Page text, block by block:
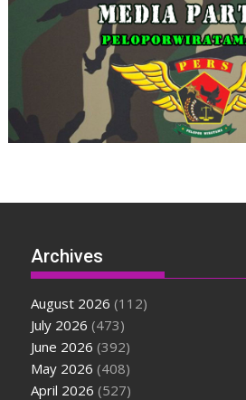
Archives
August 2026 (112)
July 2026 (473)
June 2026 (392)
May 2026 (408)
April 2026 (527)